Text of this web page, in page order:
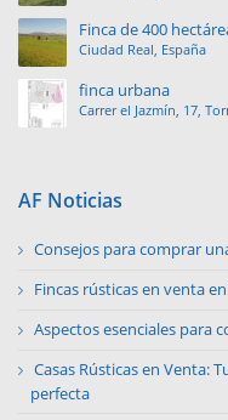
Finca de 400
Ciudad Real, España
finca urbana
Carrer el Jazmín, 17,
AF Noticias
Consejos para comprar
Fincas rústicas en venta
Aspectos esenciales para
Casas Rústicas en Venta:
perfecta